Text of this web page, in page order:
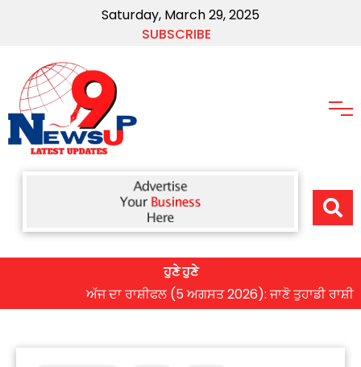
Saturday, March 29, 2025
SUBSCRIBE
ਹੁਣੇ ਹੁਣੇ
ਅੱਜ ਦਾ ਰਾਸ਼ੀਫਲ (5 ਅਗਸਤ 2026): ਜਾਣੋ ਤੁਹਾਡੀ ਰਾਸ਼ੀ ‘ਤੇ